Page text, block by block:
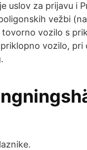
uslov za prijavu i
vežbi
vozilo s
vozilo, pri